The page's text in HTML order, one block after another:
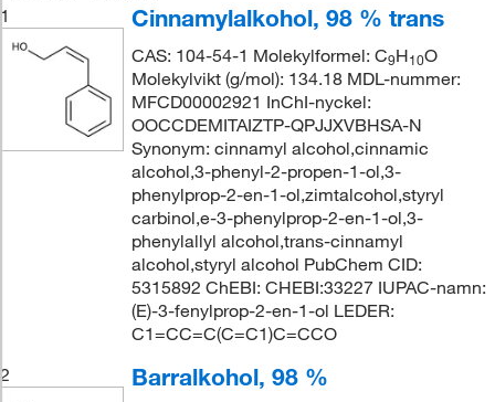
1
Cinnamylalkohol, 98 % trans
CAS: 104-54-1 Molekylformel: C9H10O
Molekylvikt (g/mol): 134.18 MDL-nummer:
MFCD00002921 InChI-nyckel:
OOCCDEMITAIZTP-QPJJXVBHSA-N
Synonym: cinnamyl alcohol,cinnamic
alcohol,3-phenyl-2-propen-1-ol,3-
phenylprop-2-en-1-ol,zimtalcohol,styryl
carbinol,e-3-phenylprop-2-en-1-ol,3-
phenylallyl alcohol,trans-cinnamyl
alcohol,styryl alcohol PubChem CID:
5315892 ChEBI: CHEBI:33227 IUPAC-namn:
(E)-3-fenylprop-2-en-1-ol LEDER:
C1=CC=C(C=C1)C=CCO
2
Barralkohol, 98 %